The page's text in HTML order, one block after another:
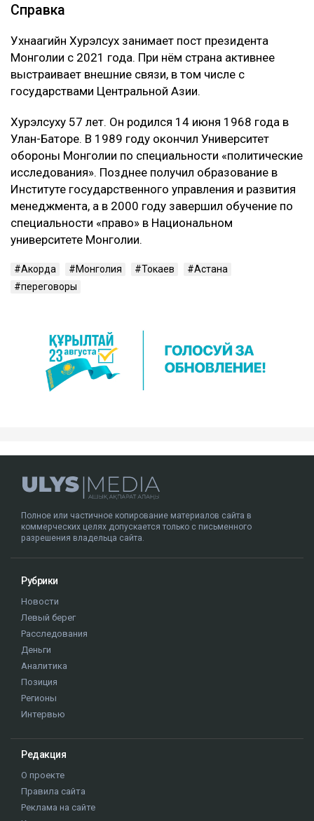
Справка
Ухнаагийн Хурэлсух занимает пост президента
Монголии с 2021 года. При нём страна активнее
выстраивает внешние связи, в том числе с
государствами Центральной Азии.
Хурэлсуху 57 лет. Он родился 14 июня 1968 года в
Улан-Баторе. В 1989 году окончил Университет
обороны Монголии по специальности «политические
исследования». Позднее получил образование в
Институте государственного управления и развития
менеджмента, а в 2000 году завершил обучение по
специальности «право» в Национальном
университете Монголии.
Акорда Монголия Токаев
Астана
переговоры
Полное или частичное копирование материалов сайта в
коммерческих целях допускается только с письменного
разрешения владельца сайта.
Рубрики
Новости
Левый берег
Расследования
Деньги
Аналитика
Позиция
Регионы
Интервью
Редакция
О проекте
Правила сайта
Реклама на сайте